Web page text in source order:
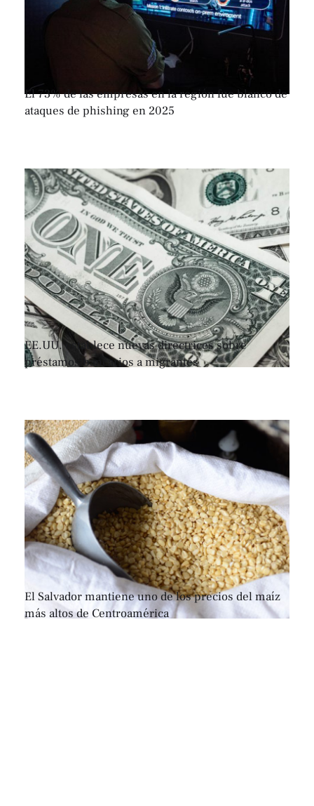
El 73% de las empresas en la región fue blanco de
ataques de phishing en 2025
EE.UU. establece nuevas directrices sobre
préstamos bancarios a migrantes
El Salvador mantiene uno de los precios del maíz
más altos de Centroamérica